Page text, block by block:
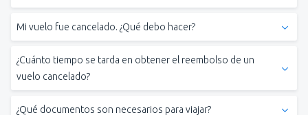
¿Contiene este artículo la información que andabas
buscando?
válido.
Mi vuelo fue cancelado. ¿Qué debo hacer?
¿Cuánto tiempo se tarda en obtener el reembolso de un
vuelo cancelado?
¿Qué documentos son necesarios para viajar?